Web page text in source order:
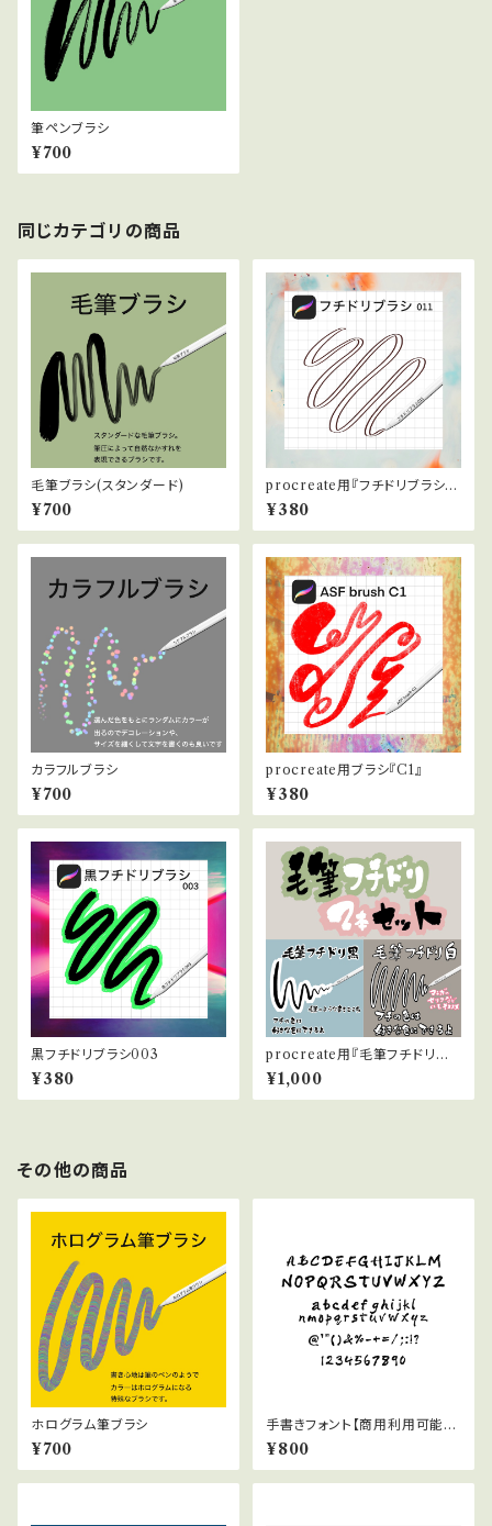
筆ペンブラシ
¥700
同じカテゴリの商品
毛筆ブラシ(スタンダード)
¥700
procreate用『フチドリブラシ白
011』
¥380
カラフルブラシ
¥700
procreate用ブラシ『C1』
¥380
黒フチドリブラシ003
¥380
procreate用『毛筆フチドリブラ
シ黒』と『毛筆フチドリブラシ白』
のお得な2本セット
¥1,000
その他の商品
ホログラム筆ブラシ
¥700
手書きフォント【商用利用可能】0
29
¥800